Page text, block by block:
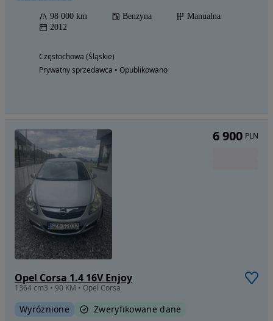
98 000 km Benzyna
Manualna
2012
Częstochowa (Śląskie)
Prywatny sprzedawca • Opublikowano
Opel Corsa 1.4 16V Enjoy
1364 cm3 • 90 KM • Opel Corsa
Wyróżnione Zweryfikowane dane
6 900 PLN